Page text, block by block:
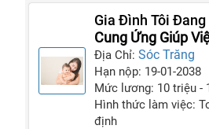
Gia Đình Tôi
Việc Tính Tình
Năng
Cung Ứng Giúp
Địa Chỉ:Sóc Trăng
Hạn nộp: 19-01-2038
Mức lương: 10 triệu -
Hình thức làm việc:
định